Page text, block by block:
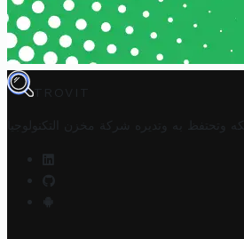
TROVIT
وتحتفظ به وتديره شركة مخزن التكنولوجيا